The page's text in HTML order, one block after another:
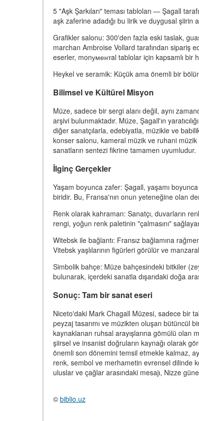
5 "Aşk Şarkıları" teması tabloları — Şagall
aşk zaferine adadığı bu lirik ve duygusal şiirin
Grafikler salonu: 300'den fazla eski taslak,
marchan Ambroise Vollard tarafından sipariş
eserler, monументal tablolar için kapsamlı bir
Heykel ve seramik: Küçük ama önemli bir
Bilimsel ve Kültürel Misyon
Müze, sadece bir sergi alanı değil, aynı
arşivi bulunmaktadır. Müze, Şagall'ın
diğer sanatçılarla, edebiyatla, müzikle ve
konser salonu, kameral müzik ve ruhani
sanatların sentezi fikrine tamamen uyumludur.
İlginç Gerçekler
Yaşam boyunca zafer: Şagall, yaşamı
biridir. Bu, Fransa'nın onun yeteneğine olan
Renk olarak kahraman: Sanatçı, duvarların
rengi, yoğun renk paletinin "çalmasını"
Witebsk ile bağlantı: Fransız bağlamına
Vitebsk yaşlılarının figürleri görülür ve
Simbolik bahçe: Müze bahçesindeki bitkiler
bulunarak, içerdeki sanatla dışarıdaki doğa
Sonuç: Tam bir sanat eseri
Niceto'daki Mark Chagall Müzesi, sadece bir
peyzaj tasarımı ve müzikten oluşan bütüncül
kaynaklanan ruhsal arayışlarına gömülü olan
şiirsel ve insanist doğruların kaynağı olarak
önemli son dönemini temsil etmekle kalmaz,
renk, sembol ve merhametin evrensel dilinde
uluslar ve çağlar arasındaki mesajı, Nizze
© biblio.uz